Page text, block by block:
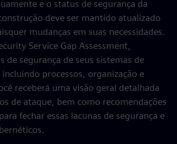
e o status de segurança da
deve ser mantido atualizado
mudanças em suas necessidades.
Service Gap Assessment,
de segurança de seus sistemas de
processos, organização e
receberá uma visão geral detalhada
de ataque, bem como recomendações
fechar essas lacunas de segurança e